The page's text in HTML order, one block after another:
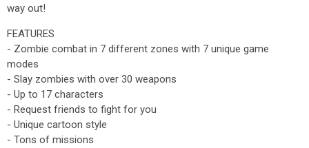
way out!
FEATURES
- Zombie combat in 7 different zones with 7 unique game
modes
- Slay zombies with over 30 weapons
- Up to 17 characters
- Request friends to fight for you
- Unique cartoon style
- Tons of missions